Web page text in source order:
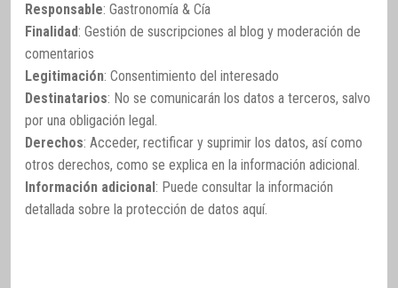
Responsable: Gastronomía & Cía
Finalidad: Gestión de suscripciones al blog y moderación de
comentarios
Legitimación: Consentimiento del interesado
Destinatarios: No se comunicarán los datos a terceros, salvo
por una obligación legal.
Derechos: Acceder, rectificar y suprimir los datos, así como
otros derechos, como se explica en la información adicional.
Información adicional : Puede consultar la información
detallada sobre la protección de datos aquí.